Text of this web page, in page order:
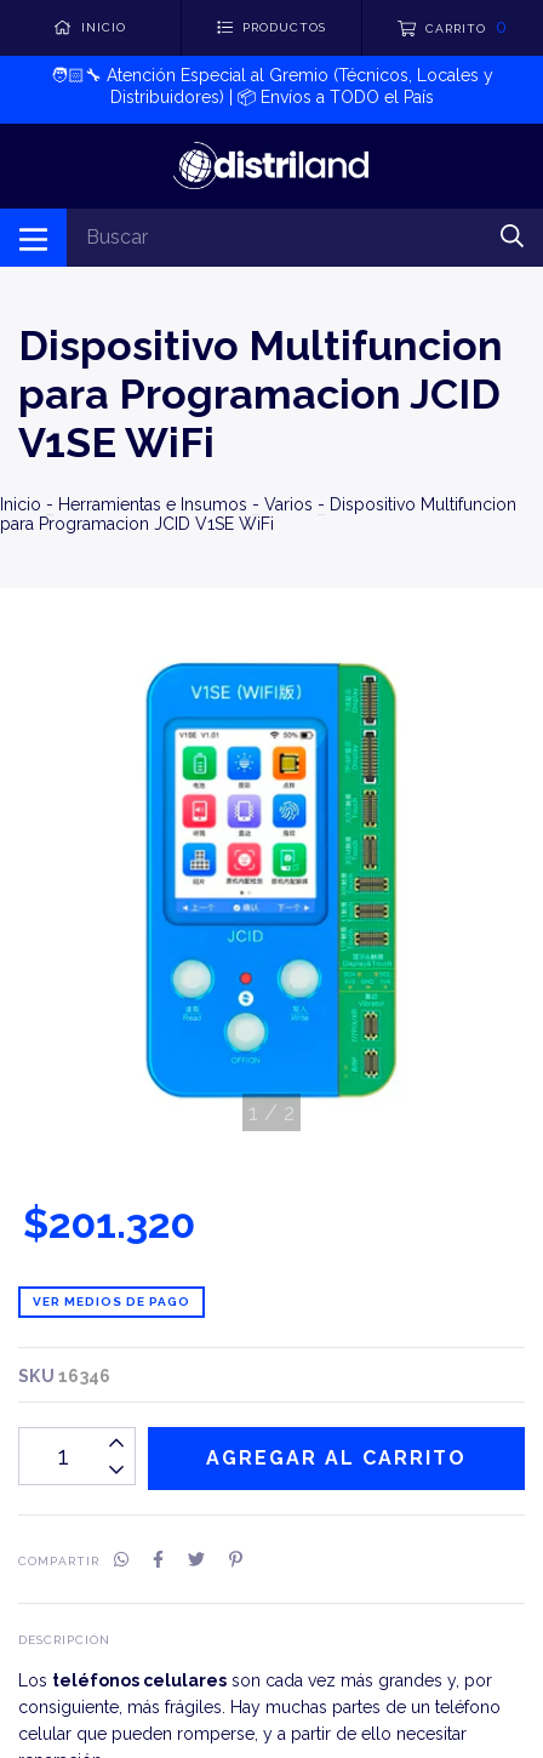
INICIO PRODUCTOS CARRITO 0
🧑🏻‍🔧​ Atención Especial al Gremio (Técnicos, Locales y
Distribuidores) | 📦​ Envíos a TODO el País
Dispositivo Multifuncion
para Programacion JCID
V1SE WiFi
Inicio - Herramientas e Insumos - Varios - Dispositivo Multifuncion
para Programacion JCID V1SE WiFi
1 / 2
$201.320
VER MEDIOS DE PAGO
SKU16346
COMPARTIR
DESCRIPCIÓN
Los teléfonos celulares son cada vez más grandes y, por
consiguiente, más frágiles. Hay muchas partes de un teléfono
celular que pueden romperse, y a partir de ello necesitar